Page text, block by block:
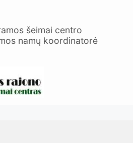
šeimai centro
namų koordinatorė